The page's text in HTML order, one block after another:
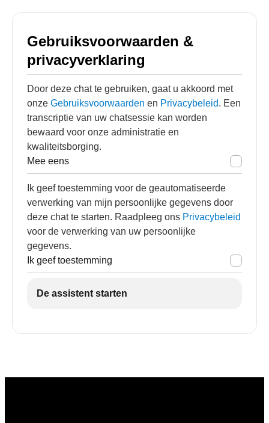
Gebruiksvoorwaarden &
privacyverklaring
Door deze chat te gebruiken, gaat u akkoord met
onze Gebruiksvoorwaarden en Privacybeleid. Een
transcriptie van uw chatsessie kan worden
bewaard voor onze administratie en
kwaliteitsborging.
Mee eens
Ik geef toestemming voor de geautomatiseerde
verwerking van mijn persoonlijke gegevens door
deze chat te starten. Raadpleeg ons Privacybeleid
voor de verwerking van uw persoonlijke
gegevens.
Ik geef toestemming
De assistent starten